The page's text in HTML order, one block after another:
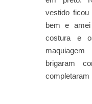
vestido
bem e
costura e
brigaram
completaram